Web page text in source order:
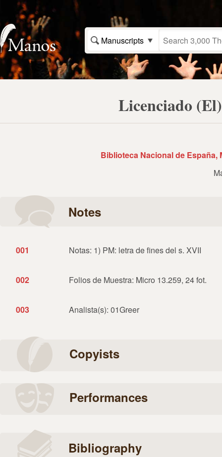
Manuscripts
Licenciado
Biblioteca Nacional de España,
Notes
001 Notas: 1) PM: letra de fines del s. XVII
002 Folios de Muestra: Micro 13.259, 24 fot.
003 Analista(s): 01Greer
Copyists
Performances
Bibliography